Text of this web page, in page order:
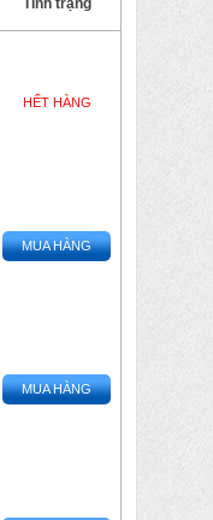
Tình trạng
HẾT HÀNG
MUA HÀNG
MUA HÀNG